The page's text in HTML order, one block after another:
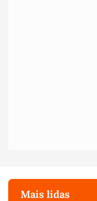
Mais lidas